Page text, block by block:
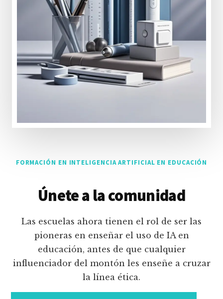
FORMACIÓN EN INTELIGENCIA ARTIFICIAL EN EDUCACIÓN
Únete a la comunidad
Las escuelas ahora tienen el rol de ser las
pioneras en enseñar el uso de IA en
educación, antes de que cualquier
influenciador del montón les enseñe a cruzar
la línea ética.